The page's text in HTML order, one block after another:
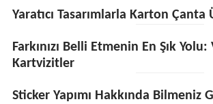
Yaratıcı Tasarımlarla Karton Çanta
Farkınızı Belli Etmenin En Şık Yolu:
Kartvizitler
Sticker Yapımı Hakkında Bilmeniz